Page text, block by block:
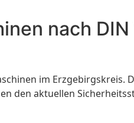
nach DIN
im Erzgebirgskreis.
den aktuellen